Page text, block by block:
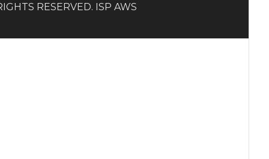
RESERVED. ISP AWS